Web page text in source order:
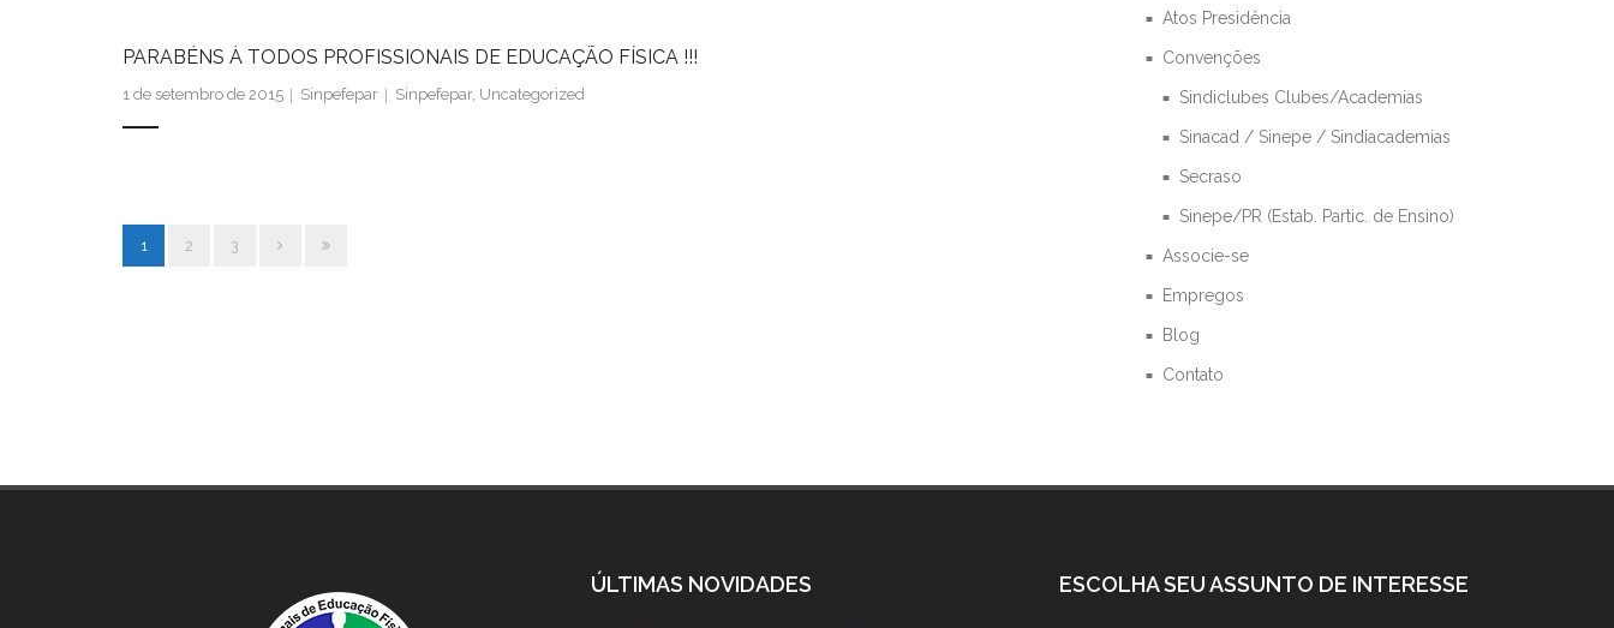
PARABÉNS À TODOS PROFISSIONAIS DE EDUCAÇÃO FÍSICA !!!
1 de setembro de 2015 Sinpefepar Sinpefepar, Uncategorized
1 2 3
Atos Presidência
Convenções
Sindiclubes Clubes/Academias
Sinacad / Sinepe / Sindiacademias
Secraso
Sinepe/PR (Estab. Partic. de Ensino)
Associe-se
Empregos
Blog
Contato
ÚLTIMAS NOVIDADES ESCOLHA SEU ASSUNTO DE INTERESSE